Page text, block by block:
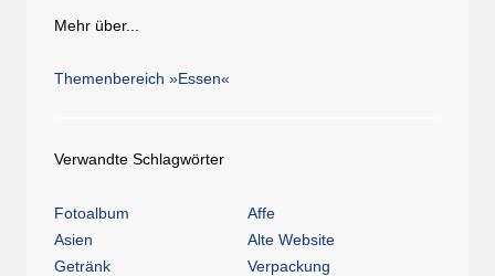
Mehr über...
Themenbereich »Essen«
Verwandte Schlagwörter
Fotoalbum
Asien
Getränk
Affe
Alte Website
Verpackung